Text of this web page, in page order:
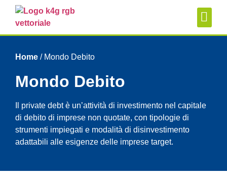
Home / Mondo Debito
Mondo Debito
Il private debt è un’attività di investimento nel capitale
di debito di imprese non quotate, con tipologie di
strumenti impiegati e modalità di disinvestimento
adattabili alle esigenze delle imprese target.